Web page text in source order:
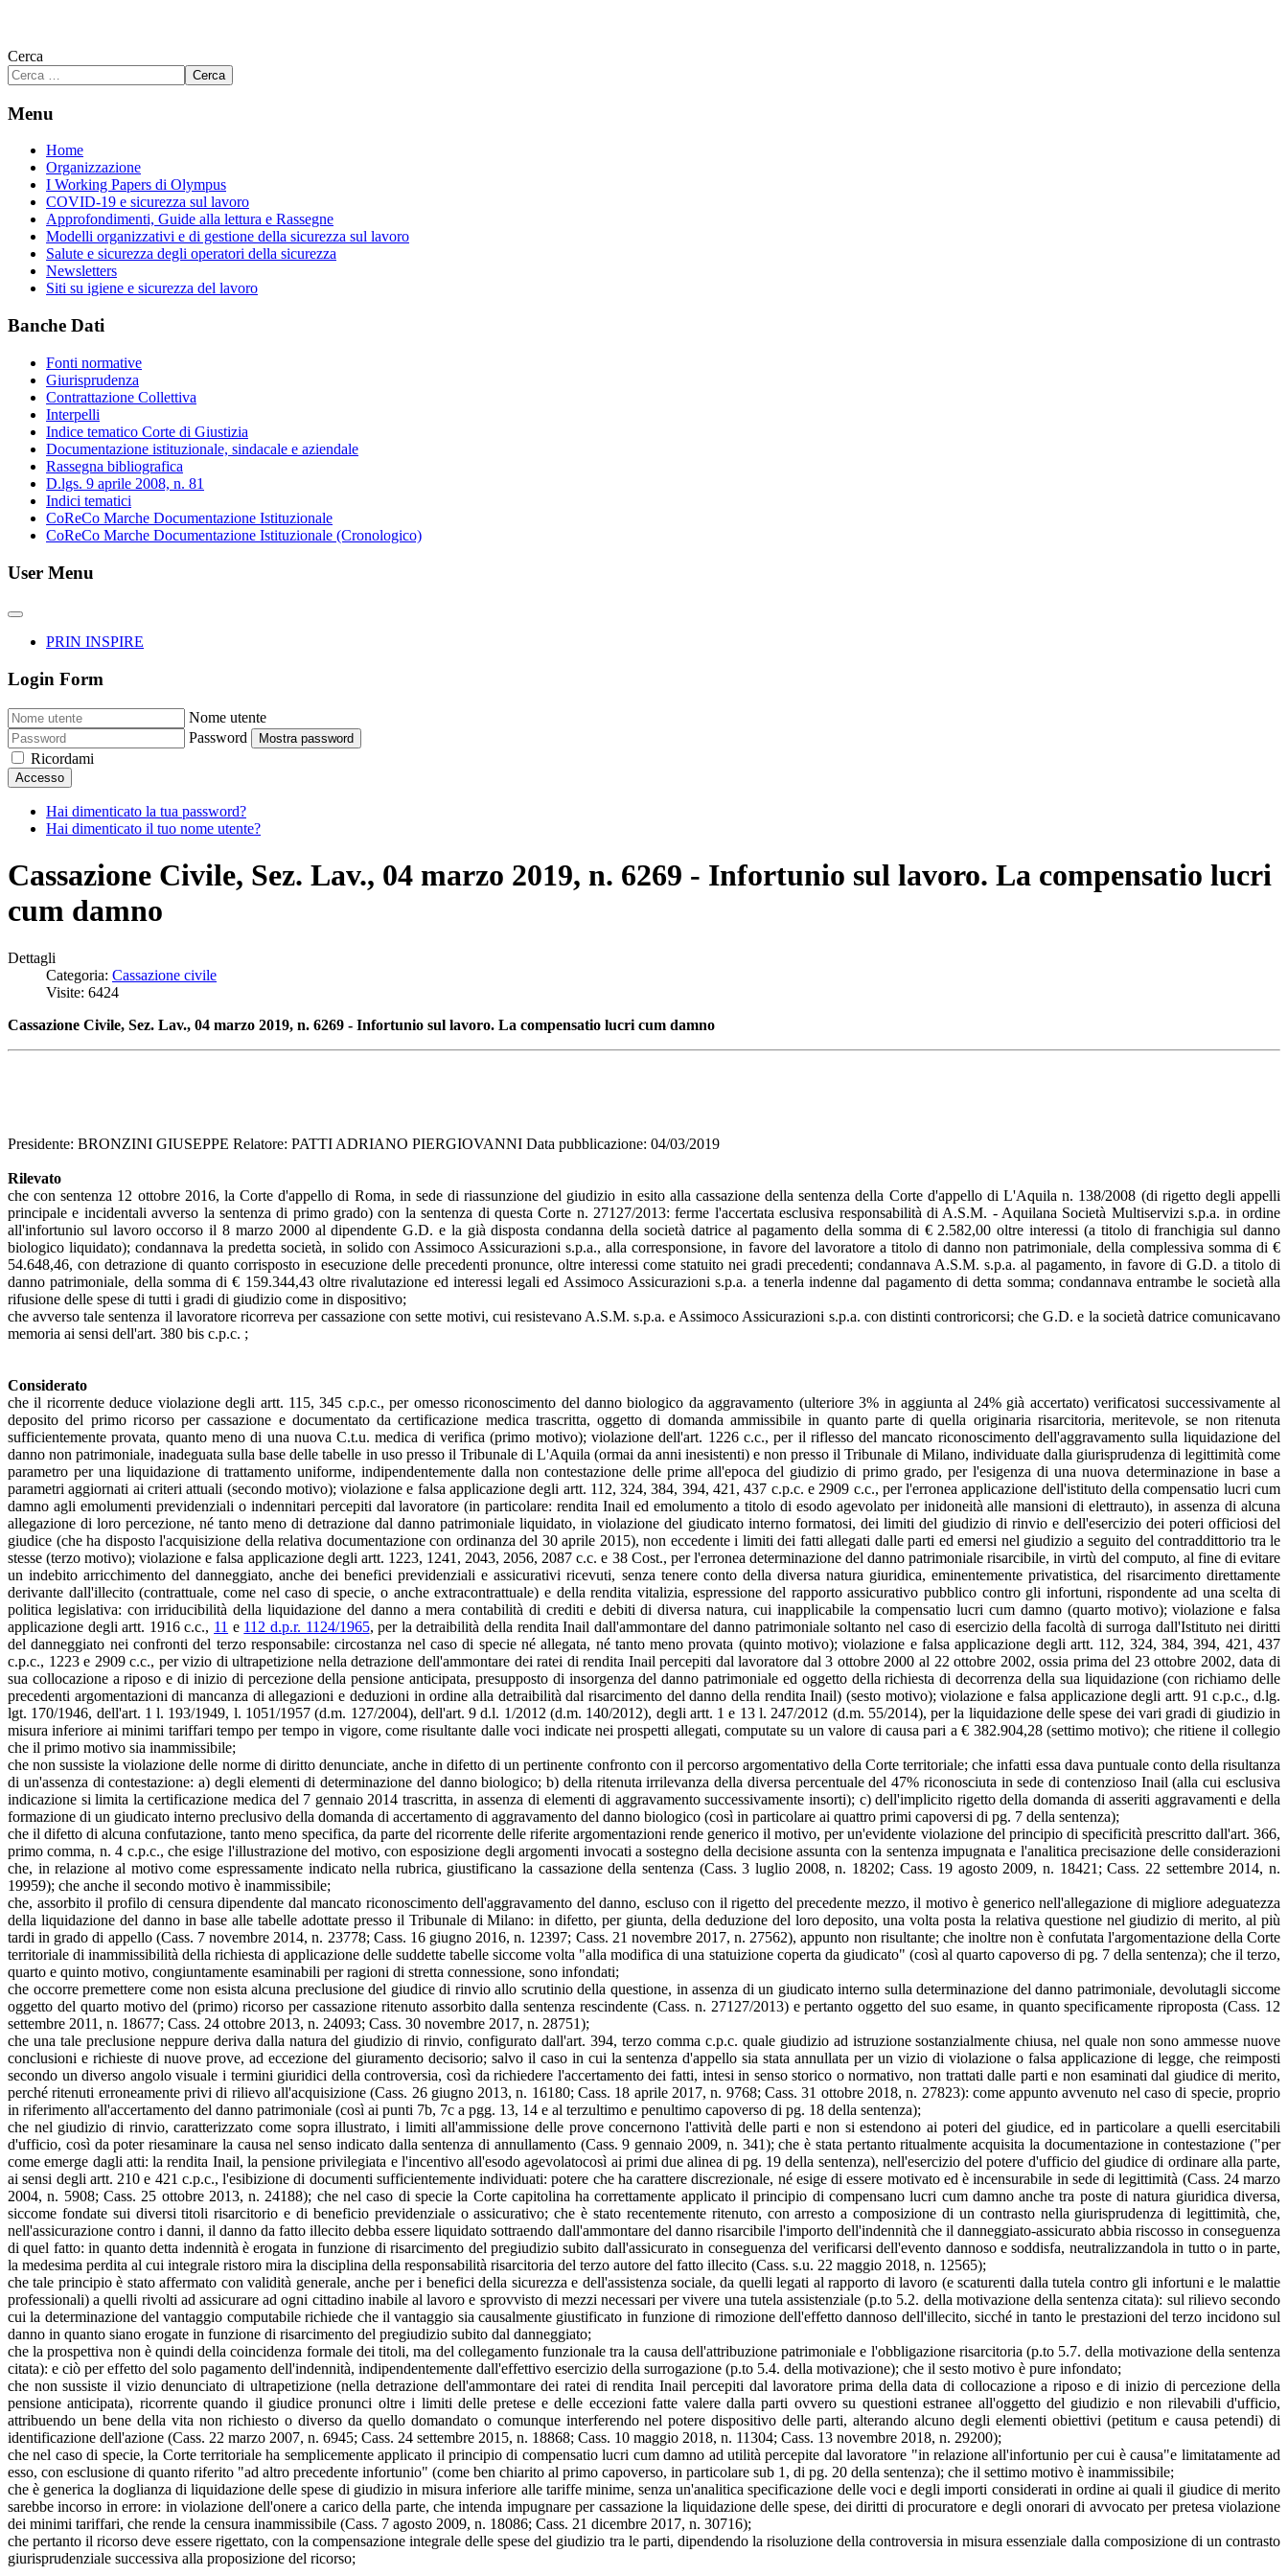
Cerca
Cerca
Menu
Home
Organizzazione
I Working Papers di Olympus
COVID-19 e sicurezza sul lavoro
Approfondimenti, Guide alla lettura e Rassegne
Modelli organizzativi e di gestione della sicurezza sul lavoro
Salute e sicurezza degli operatori della sicurezza
Newsletters
Siti su igiene e sicurezza del lavoro
Banche Dati
Fonti normative
Giurisprudenza
Contrattazione Collettiva
Interpelli
Indice tematico Corte di Giustizia
Documentazione istituzionale, sindacale e aziendale
Rassegna bibliografica
D.lgs. 9 aprile 2008, n. 81
Indici tematici
CoReCo Marche Documentazione Istituzionale
CoReCo Marche Documentazione Istituzionale (Cronologico)
User Menu
PRIN INSPIRE
Login Form
Nome utente
Password
Mostra password
Ricordami
Accesso
Hai dimenticato la tua password?
Hai dimenticato il tuo nome utente?
Cassazione Civile, Sez. Lav., 04 marzo 2019, n. 6269 - Infortunio sul lavoro. La compensatio lucri
cum damno
Dettagli
Categoria: Cassazione civile
Visite: 6424
Cassazione Civile, Sez. Lav., 04 marzo 2019, n. 6269 - Infortunio sul lavoro. La compensatio lucri cum damno
Presidente: BRONZINI GIUSEPPE Relatore: PATTI ADRIANO PIERGIOVANNI Data pubblicazione: 04/03/2019
Rilevato
che con sentenza 12 ottobre 2016, la Corte d'appello di Roma, in sede di riassunzione del giudizio in esito alla cassazione della sentenza della Corte d'appello di L'Aquila n. 138/2008 (di rigetto degli appelli
principale e incidentali avverso la sentenza di primo grado) con la sentenza di questa Corte n. 27127/2013: ferme l'accertata esclusiva responsabilità di A.S.M. - Aquilana Società Multiservizi s.p.a. in ordine
all'infortunio sul lavoro occorso il 8 marzo 2000 al dipendente G.D. e la già disposta condanna della società datrice al pagamento della somma di € 2.582,00 oltre interessi (a titolo di franchigia sul danno
biologico liquidato); condannava la predetta società, in solido con Assimoco Assicurazioni s.p.a., alla corresponsione, in favore del lavoratore a titolo di danno non patrimoniale, della complessiva somma di €
54.648,46, con detrazione di quanto corrisposto in esecuzione delle precedenti pronunce, oltre interessi come statuito nei gradi precedenti; condannava A.S.M. s.p.a. al pagamento, in favore di G.D. a titolo di
danno patrimoniale, della somma di € 159.344,43 oltre rivalutazione ed interessi legali ed Assimoco Assicurazioni s.p.a. a tenerla indenne dal pagamento di detta somma; condannava entrambe le società alla
rifusione delle spese di tutti i gradi di giudizio come in dispositivo;
che avverso tale sentenza il lavoratore ricorreva per cassazione con sette motivi, cui resistevano A.S.M. s.p.a. e Assimoco Assicurazioni s.p.a. con distinti controricorsi; che G.D. e la società datrice comunicavano
memoria ai sensi dell'art. 380 bis c.p.c. ;
Considerato
che il ricorrente deduce violazione degli artt. 115, 345 c.p.c., per omesso riconoscimento del danno biologico da aggravamento (ulteriore 3% in aggiunta al 24% già accertato) verificatosi successivamente al
deposito del primo ricorso per cassazione e documentato da certificazione medica trascritta, oggetto di domanda ammissibile in quanto parte di quella originaria risarcitoria, meritevole, se non ritenuta
sufficientemente provata, quanto meno di una nuova C.t.u. medica di verifica (primo motivo); violazione dell'art. 1226 c.c., per il riflesso del mancato riconoscimento dell'aggravamento sulla liquidazione del
danno non patrimoniale, inadeguata sulla base delle tabelle in uso presso il Tribunale di L'Aquila (ormai da anni inesistenti) e non presso il Tribunale di Milano, individuate dalla giurisprudenza di legittimità come
parametro per una liquidazione di trattamento uniforme, indipendentemente dalla non contestazione delle prime all'epoca del giudizio di primo grado, per l'esigenza di una nuova determinazione in base a
parametri aggiornati ai criteri attuali (secondo motivo); violazione e falsa applicazione degli artt. 112, 324, 384, 394, 421, 437 c.p.c. e 2909 c.c., per l'erronea applicazione dell'istituto della compensatio lucri cum
damno agli emolumenti previdenziali o indennitari percepiti dal lavoratore (in particolare: rendita Inail ed emolumento a titolo di esodo agevolato per inidoneità alle mansioni di elettrauto), in assenza di alcuna
allegazione di loro percezione, né tanto meno di detrazione dal danno patrimoniale liquidato, in violazione del giudicato interno formatosi, dei limiti del giudizio di rinvio e dell'esercizio dei poteri officiosi del
giudice (che ha disposto l'acquisizione della relativa documentazione con ordinanza del 30 aprile 2015), non eccedente i limiti dei fatti allegati dalle parti ed emersi nel giudizio a seguito del contraddittorio tra le
stesse (terzo motivo); violazione e falsa applicazione degli artt. 1223, 1241, 2043, 2056, 2087 c.c. e 38 Cost., per l'erronea determinazione del danno patrimoniale risarcibile, in virtù del computo, al fine di evitare
un indebito arricchimento del danneggiato, anche dei benefici previdenziali e assicurativi ricevuti, senza tenere conto della diversa natura giuridica, eminentemente privatistica, del risarcimento direttamente
derivante dall'illecito (contrattuale, come nel caso di specie, o anche extracontrattuale) e della rendita vitalizia, espressione del rapporto assicurativo pubblico contro gli infortuni, rispondente ad una scelta di
politica legislativa: con irriducibilità della liquidazione del danno a mera contabilità di crediti e debiti di diversa natura, cui inapplicabile la compensatio lucri cum damno (quarto motivo); violazione e falsa
applicazione degli artt. 1916 c.c., 11 e 112 d.p.r. 1124/1965, per la detraibilità della rendita Inail dall'ammontare del danno patrimoniale soltanto nel caso di esercizio della facoltà di surroga dall'Istituto nei diritti
del danneggiato nei confronti del terzo responsabile: circostanza nel caso di specie né allegata, né tanto meno provata (quinto motivo); violazione e falsa applicazione degli artt. 112, 324, 384, 394, 421, 437
c.p.c., 1223 e 2909 c.c., per vizio di ultrapetizione nella detrazione dell'ammontare dei ratei di rendita Inail percepiti dal lavoratore dal 3 ottobre 2000 al 22 ottobre 2002, ossia prima del 23 ottobre 2002, data di
sua collocazione a riposo e di inizio di percezione della pensione anticipata, presupposto di insorgenza del danno patrimoniale ed oggetto della richiesta di decorrenza della sua liquidazione (con richiamo delle
precedenti argomentazioni di mancanza di allegazioni e deduzioni in ordine alla detraibilità dal risarcimento del danno della rendita Inail) (sesto motivo); violazione e falsa applicazione degli artt. 91 c.p.c., d.lg.
lgt. 170/1946, dell'art. 1 l. 193/1949, l. 1051/1957 (d.m. 127/2004), dell'art. 9 d.l. 1/2012 (d.m. 140/2012), degli artt. 1 e 13 l. 247/2012 (d.m. 55/2014), per la liquidazione delle spese dei vari gradi di giudizio in
misura inferiore ai minimi tariffari tempo per tempo in vigore, come risultante dalle voci indicate nei prospetti allegati, computate su un valore di causa pari a € 382.904,28 (settimo motivo); che ritiene il collegio
che il primo motivo sia inammissibile;
che non sussiste la violazione delle norme di diritto denunciate, anche in difetto di un pertinente confronto con il percorso argomentativo della Corte territoriale; che infatti essa dava puntuale conto della risultanza
di un'assenza di contestazione: a) degli elementi di determinazione del danno biologico; b) della ritenuta irrilevanza della diversa percentuale del 47% riconosciuta in sede di contenzioso Inail (alla cui esclusiva
indicazione si limita la certificazione medica del 7 gennaio 2014 trascritta, in assenza di elementi di aggravamento successivamente insorti); c) dell'implicito rigetto della domanda di asseriti aggravamenti e della
formazione di un giudicato interno preclusivo della domanda di accertamento di aggravamento del danno biologico (così in particolare ai quattro primi capoversi di pg. 7 della sentenza);
che il difetto di alcuna confutazione, tanto meno specifica, da parte del ricorrente delle riferite argomentazioni rende generico il motivo, per un'evidente violazione del principio di specificità prescritto dall'art. 366,
primo comma, n. 4 c.p.c., che esige l'illustrazione del motivo, con esposizione degli argomenti invocati a sostegno della decisione assunta con la sentenza impugnata e l'analitica precisazione delle considerazioni
che, in relazione al motivo come espressamente indicato nella rubrica, giustificano la cassazione della sentenza (Cass. 3 luglio 2008, n. 18202; Cass. 19 agosto 2009, n. 18421; Cass. 22 settembre 2014, n.
19959); che anche il secondo motivo è inammissibile;
che, assorbito il profilo di censura dipendente dal mancato riconoscimento dell'aggravamento del danno, escluso con il rigetto del precedente mezzo, il motivo è generico nell'allegazione di migliore adeguatezza
della liquidazione del danno in base alle tabelle adottate presso il Tribunale di Milano: in difetto, per giunta, della deduzione del loro deposito, una volta posta la relativa questione nel giudizio di merito, al più
tardi in grado di appello (Cass. 7 novembre 2014, n. 23778; Cass. 16 giugno 2016, n. 12397; Cass. 21 novembre 2017, n. 27562), appunto non risultante; che inoltre non è confutata l'argomentazione della Corte
territoriale di inammissibilità della richiesta di applicazione delle suddette tabelle siccome volta "alla modifica di una statuizione coperta da giudicato" (così al quarto capoverso di pg. 7 della sentenza); che il terzo,
quarto e quinto motivo, congiuntamente esaminabili per ragioni di stretta connessione, sono infondati;
che occorre premettere come non esista alcuna preclusione del giudice di rinvio allo scrutinio della questione, in assenza di un giudicato interno sulla determinazione del danno patrimoniale, devolutagli siccome
oggetto del quarto motivo del (primo) ricorso per cassazione ritenuto assorbito dalla sentenza rescindente (Cass. n. 27127/2013) e pertanto oggetto del suo esame, in quanto specificamente riproposta (Cass. 12
settembre 2011, n. 18677; Cass. 24 ottobre 2013, n. 24093; Cass. 30 novembre 2017, n. 28751);
che una tale preclusione neppure deriva dalla natura del giudizio di rinvio, configurato dall'art. 394, terzo comma c.p.c. quale giudizio ad istruzione sostanzialmente chiusa, nel quale non sono ammesse nuove
conclusioni e richieste di nuove prove, ad eccezione del giuramento decisorio; salvo il caso in cui la sentenza d'appello sia stata annullata per un vizio di violazione o falsa applicazione di legge, che reimposti
secondo un diverso angolo visuale i termini giuridici della controversia, così da richiedere l'accertamento dei fatti, intesi in senso storico o normativo, non trattati dalle parti e non esaminati dal giudice di merito,
perché ritenuti erroneamente privi di rilievo all'acquisizione (Cass. 26 giugno 2013, n. 16180; Cass. 18 aprile 2017, n. 9768; Cass. 31 ottobre 2018, n. 27823): come appunto avvenuto nel caso di specie, proprio
in riferimento all'accertamento del danno patrimoniale (così ai punti 7b, 7c a pgg. 13, 14 e al terzultimo e penultimo capoverso di pg. 18 della sentenza);
che nel giudizio di rinvio, caratterizzato come sopra illustrato, i limiti all'ammissione delle prove concernono l'attività delle parti e non si estendono ai poteri del giudice, ed in particolare a quelli esercitabili
d'ufficio, così da poter riesaminare la causa nel senso indicato dalla sentenza di annullamento (Cass. 9 gennaio 2009, n. 341); che è stata pertanto ritualmente acquisita la documentazione in contestazione ("per
come emerge dagli atti: la rendita Inail, la pensione privilegiata e l'incentivo all'esodo agevolatocosì ai primi due alinea di pg. 19 della sentenza), nell'esercizio del potere d'ufficio del giudice di ordinare alla parte,
ai sensi degli artt. 210 e 421 c.p.c., l'esibizione di documenti sufficientemente individuati: potere che ha carattere discrezionale, né esige di essere motivato ed è incensurabile in sede di legittimità (Cass. 24 marzo
2004, n. 5908; Cass. 25 ottobre 2013, n. 24188); che nel caso di specie la Corte capitolina ha correttamente applicato il principio di compensano lucri cum damno anche tra poste di natura giuridica diversa,
siccome fondate sui diversi titoli risarcitorio e di beneficio previdenziale o assicurativo; che è stato recentemente ritenuto, con arresto a composizione di un contrasto nella giurisprudenza di legittimità, che,
nell'assicurazione contro i danni, il danno da fatto illecito debba essere liquidato sottraendo dall'ammontare del danno risarcibile l'importo dell'indennità che il danneggiato-assicurato abbia riscosso in conseguenza
di quel fatto: in quanto detta indennità è erogata in funzione di risarcimento del pregiudizio subito dall'assicurato in conseguenza del verificarsi dell'evento dannoso e soddisfa, neutralizzandola in tutto o in parte,
la medesima perdita al cui integrale ristoro mira la disciplina della responsabilità risarcitoria del terzo autore del fatto illecito (Cass. s.u. 22 maggio 2018, n. 12565);
che tale principio è stato affermato con validità generale, anche per i benefici della sicurezza e dell'assistenza sociale, da quelli legati al rapporto di lavoro (e scaturenti dalla tutela contro gli infortuni e le malattie
professionali) a quelli rivolti ad assicurare ad ogni cittadino inabile al lavoro e sprovvisto di mezzi necessari per vivere una tutela assistenziale (p.to 5.2. della motivazione della sentenza citata): sul rilievo secondo
cui la determinazione del vantaggio computabile richiede che il vantaggio sia causalmente giustificato in funzione di rimozione dell'effetto dannoso dell'illecito, sicché in tanto le prestazioni del terzo incidono sul
danno in quanto siano erogate in funzione di risarcimento del pregiudizio subito dal danneggiato;
che la prospettiva non è quindi della coincidenza formale dei titoli, ma del collegamento funzionale tra la causa dell'attribuzione patrimoniale e l'obbligazione risarcitoria (p.to 5.7. della motivazione della sentenza
citata): e ciò per effetto del solo pagamento dell'indennità, indipendentemente dall'effettivo esercizio della surrogazione (p.to 5.4. della motivazione); che il sesto motivo è pure infondato;
che non sussiste il vizio denunciato di ultrapetizione (nella detrazione dell'ammontare dei ratei di rendita Inail percepiti dal lavoratore prima della data di collocazione a riposo e di inizio di percezione della
pensione anticipata), ricorrente quando il giudice pronunci oltre i limiti delle pretese e delle eccezioni fatte valere dalla parti ovvero su questioni estranee all'oggetto del giudizio e non rilevabili d'ufficio,
attribuendo un bene della vita non richiesto o diverso da quello domandato o comunque interferendo nel potere dispositivo delle parti, alterando alcuno degli elementi obiettivi (petitum e causa petendi) di
identificazione dell'azione (Cass. 22 marzo 2007, n. 6945; Cass. 24 settembre 2015, n. 18868; Cass. 10 maggio 2018, n. 11304; Cass. 13 novembre 2018, n. 29200);
che nel caso di specie, la Corte territoriale ha semplicemente applicato il principio di compensatio lucri cum damno ad utilità percepite dal lavoratore "in relazione all'infortunio per cui è causa"e limitatamente ad
esso, con esclusione di quanto riferito "ad altro precedente infortunio" (come ben chiarito al primo capoverso, in particolare sub 1, di pg. 20 della sentenza); che il settimo motivo è inammissibile;
che è generica la doglianza di liquidazione delle spese di giudizio in misura inferiore alle tariffe minime, senza un'analitica specificazione delle voci e degli importi considerati in ordine ai quali il giudice di merito
sarebbe incorso in errore: in violazione dell'onere a carico della parte, che intenda impugnare per cassazione la liquidazione delle spese, dei diritti di procuratore e degli onorari di avvocato per pretesa violazione
dei minimi tariffari, che rende la censura inammissibile (Cass. 7 agosto 2009, n. 18086; Cass. 21 dicembre 2017, n. 30716);
che pertanto il ricorso deve essere rigettato, con la compensazione integrale delle spese del giudizio tra le parti, dipendendo la risoluzione della controversia in misura essenziale dalla composizione di un contrasto
giurisprudenziale successiva alla proposizione del ricorso;